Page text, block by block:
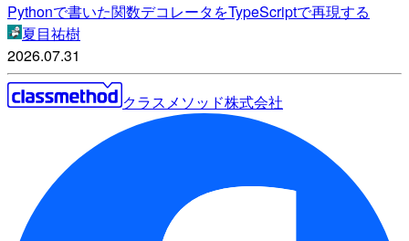
Pythonで書いた関数デコレータをTypeScriptで再現する
夏目祐樹
2026.07.31
クラスメソッド株式会社